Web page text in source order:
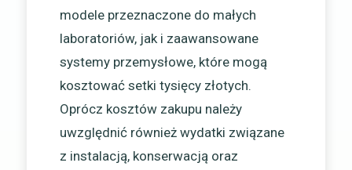
modele przeznaczone do małych
laboratoriów, jak i zaawansowane
systemy przemysłowe, które mogą
kosztować setki tysięcy złotych.
Oprócz kosztów zakupu należy
uwzględnić również wydatki związane
z instalacją, konserwacją oraz